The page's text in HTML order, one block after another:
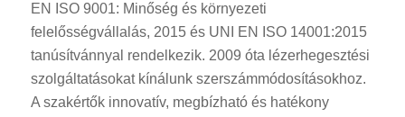
EN ISO 9001: Minőség és környezeti
felelősségvállalás, 2015 és UNI EN ISO 14001:2015
tanúsítvánnyal rendelkezik. 2009 óta lézerhegesztési
szolgáltatásokat kínálunk szerszámmódosításokhoz.
A szakértők innovatív, megbízható és hatékony